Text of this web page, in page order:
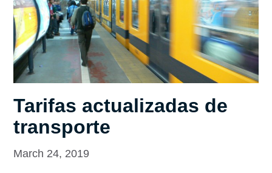
Tarifas actualizadas de
transporte
March 24, 2019